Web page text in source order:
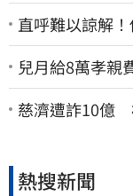
直呼難以諒解
兒月給8萬孝親
原地「傷心不
慈濟遭詐10億
熱搜新聞